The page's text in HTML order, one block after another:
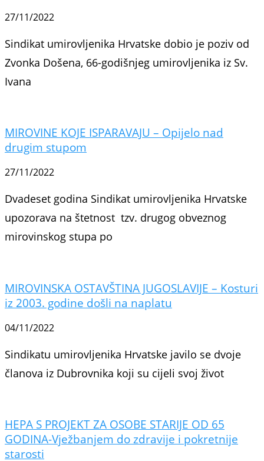
27/11/2022
Sindikat umirovljenika Hrvatske dobio je poziv od
Zvonka Došena, 66-godišnjeg umirovljenika iz Sv.
Ivana
MIROVINE KOJE ISPARAVAJU – Opijelo nad
drugim stupom
27/11/2022
Dvadeset godina Sindikat umirovljenika Hrvatske
upozorava na štetnost tzv. drugog obveznog
mirovinskog stupa po
MIROVINSKA OSTAVŠTINA JUGOSLAVIJE – Kosturi
iz 2003. godine došli na naplatu
04/11/2022
Sindikatu umirovljenika Hrvatske javilo se dvoje
članova iz Dubrovnika koji su cijeli svoj život
HEPA S PROJEKT ZA OSOBE STARIJE OD 65
GODINA-Vježbanjem do zdravije i pokretnije
starosti